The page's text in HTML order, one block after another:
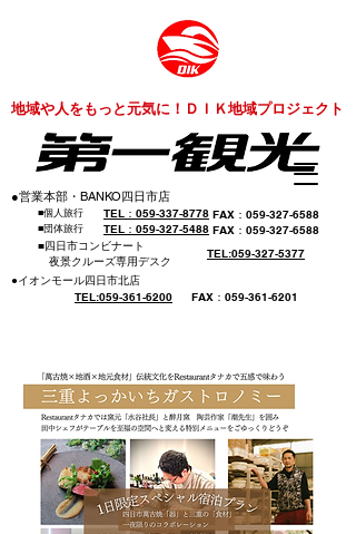
​地域や人をもっと元気に！ＤＩＫ地域プロジェクト
​FAX：059-327-6588
​FAX：059-327-6588
​TEL：059-337-8778
​■個人旅行
​TEL：059-327-5488
​■団体旅行
​■四日市コンビナート
​ 夜景クルーズ専用デスク
​TEL:059-327-5377
​●営業本部・BANKO四日市店
​●イオンモール四日市北店
​TEL:059-361-6200 ​FAX：059-361-6201